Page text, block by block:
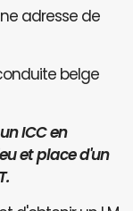
adresse de
belge
ICC en
et place d'un